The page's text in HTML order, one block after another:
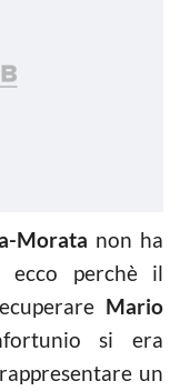
Morata non ha
ecco perchè il
Mario
si era
un